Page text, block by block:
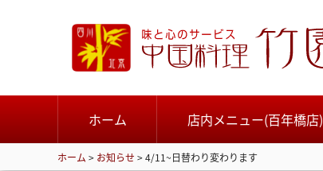
ホーム 店内メニュー(百年橋店)
ホーム > お知らせ >4/11~日替わり変わります